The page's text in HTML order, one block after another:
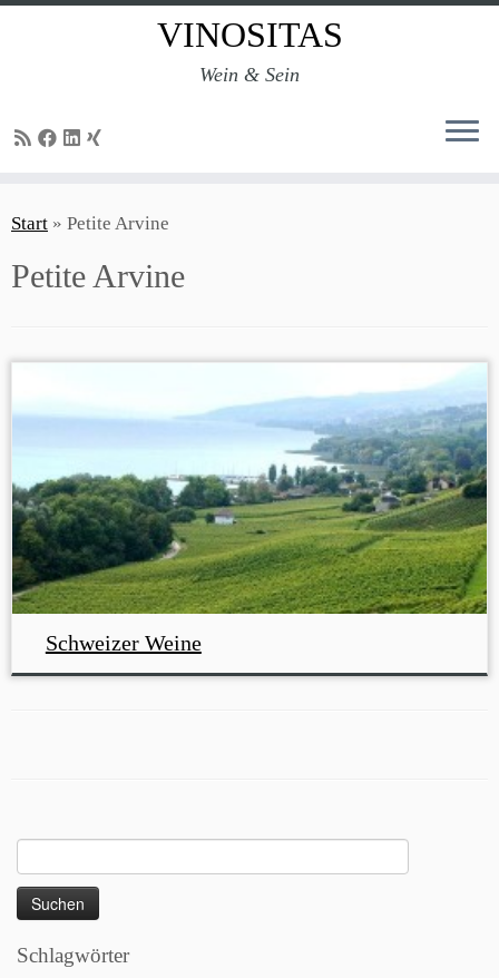
Inhalt
VINOSITAS
Wein & Sein
Start » Petite Arvine
Petite Arvine
Schweizer Weine
nach:
Schlagwörter